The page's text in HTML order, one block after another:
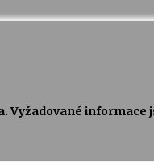
Vyžadované informace